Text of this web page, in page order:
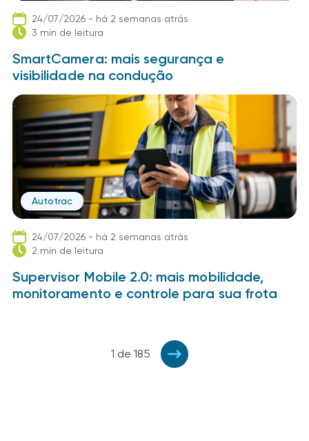
24/07/2026 - há 2 semanas atrás
3 min de leitura
SmartCamera: mais segurança e
visibilidade na condução
Autotrac
24/07/2026 - há 2 semanas atrás
2 min de leitura
Supervisor Mobile 2.0: mais mobilidade,
monitoramento e controle para sua frota
1 de 185